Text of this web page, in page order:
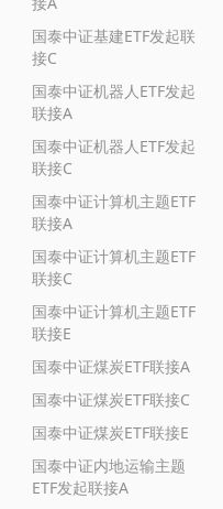
国泰中证基建ETF发起联
接C
国泰中证机器人ETF发起
联接A
国泰中证机器人ETF发起
联接C
国泰中证计算机主题ETF
联接A
国泰中证计算机主题ETF
联接C
国泰中证计算机主题ETF
联接E
国泰中证煤炭ETF联接A
国泰中证煤炭ETF联接C
国泰中证煤炭ETF联接E
国泰中证内地运输主题
ETF发起联接A